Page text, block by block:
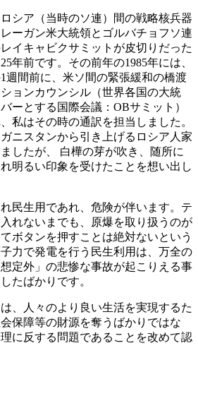
シア（当時のソ連）間の戦略核兵器
ーガン米大統領とゴルバチョフソ連
イキャビクサミットが皮切りだった
年前です。その前年の1985年には、
週間前に、米ソ間の緊張緩和の橋渡
ョンカウンシル（世界各国の大統
ーとする国際会議：OBサミット）
私はその時の通訳を担当しました。
ニスタンから引き上げるロシア人家
したが、 白樺の芽が吹き、随所に
明るい印象を受けたことを想い出し
民生用であれ、危険が伴います。テ
れないまでも、原爆を取り扱うのが
ボタンを押すことは絶対ないという
力で発電を行う民生利用は、万全の
定外」の悲惨な事故が起こりえる事
たばかりです。
、人々のより良い生活を実現するた
保障等の財源を奪うばかりではな
に反する問題であることを改めて認